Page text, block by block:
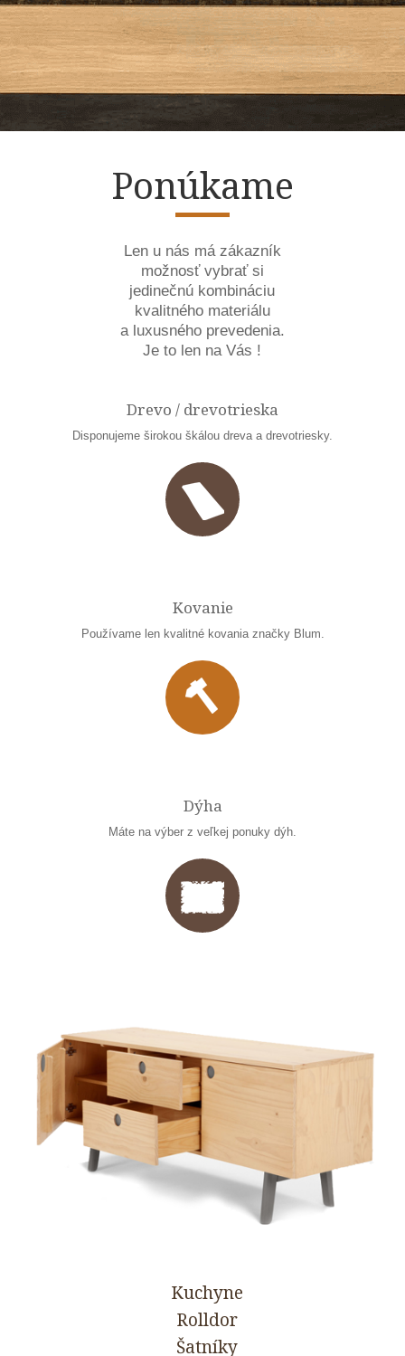
Ponúkame
Len u nás má zákazník
možnosť vybrať si
jedinečnú kombináciu
kvalitného materiálu
a luxusného prevedenia.
Je to len na Vás !
Drevo / drevotrieska
Disponujeme širokou škálou dreva a drevotriesky.
Kovanie
Používame len kvalitné kovania značky Blum.
Dýha
Máte na výber z veľkej ponuky dýh.
Kuchyne
Rolldor
Šatníky